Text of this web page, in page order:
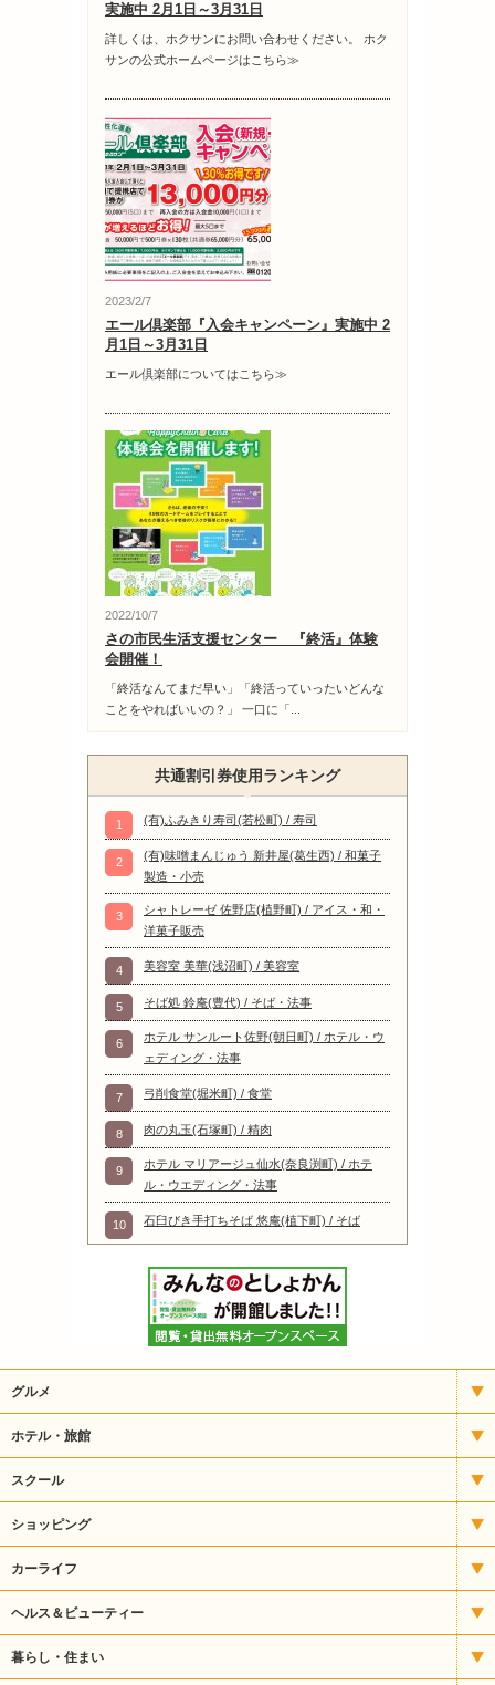
実施中 2月1日～3月31日
詳しくは、ホクサンにお問い合わせください。 ホク
サンの公式ホームページはこちら≫
2023/2/7
エール倶楽部『入会キャンペーン』実施中 2
月1日～3月31日
エール倶楽部についてはこちら≫
2022/10/7
さの市民生活支援センター 『終活』体験
会開催！
「終活なんてまだ早い」「終活っていったいどんな
ことをやればいいの？」 一口に「...
共通割引券使用ランキング
1 (有)ふみきり寿司(若松町) / 寿司
2
(有)味噌まんじゅう 新井屋(葛生西) / 和菓子
製造・小売
3
シャトレーゼ 佐野店(植野町) / アイス・和・
洋菓子販売
4 美容室 美華(浅沼町) / 美容室
5 そば処 鈴庵(豊代) / そば・法事
6
ホテル サンルート佐野(朝日町) / ホテル・ウ
ェディング・法事
7 弓削食堂(堀米町) / 食堂
8 肉の丸玉(石塚町) / 精肉
9
ホテル マリアージュ仙水(奈良渕町) / ホテ
ル・ウエディング・法事
10 石臼びき手打ちそば 悠庵(植下町) / そば
グルメ
イタリアン
いもフライ
うどん・そば
うなぎ
お好み焼・焼きそば
カフェ・喫茶
ホテル・旅館
宿泊
スクール
アート
パソコンスクール
バレエ・ダンス
パン教室
ショッピング
CD・楽器
ギフト
スポーツ用品
カーライフ
タイヤ販売
自動車整備
ヘルス＆ビューティー
エステ
暮らし・住まい